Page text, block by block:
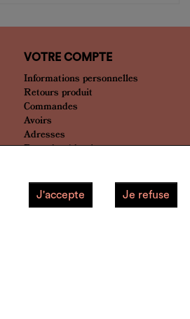
VOTRE COMPTE
Informations personnelles
Retours produit
Commandes
Avoirs
Adresses
Bons de réduction
J'accepte Je refuse